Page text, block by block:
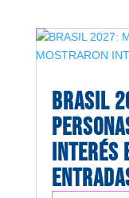
BRASIL
INTERÉS